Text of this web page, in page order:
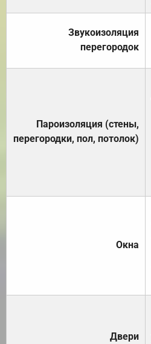
Звукоизоляция
перегородок
Пароизоляция (стены,
перегородки, пол, потолок)
Окна
Двери